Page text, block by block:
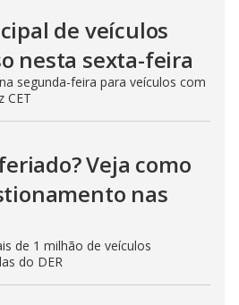
de veículos
nesta sexta-feira
segunda-feira para veículos com
CET
Veja como
nas
de 1 milhão de veículos
do DER